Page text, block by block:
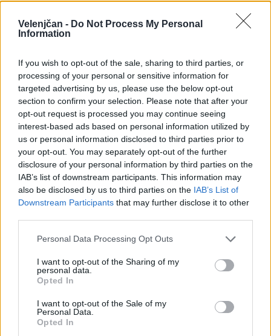
Velenjčan - Do Not Process My Personal
Information
If you wish to opt-out of the sale, sharing to third parties, or
processing of your personal or sensitive information for
targeted advertising by us, please use the below opt-out
section to confirm your selection. Please note that after your
opt-out request is processed you may continue seeing
interest-based ads based on personal information utilized by
us or personal information disclosed to third parties prior to
your opt-out. You may separately opt-out of the further
disclosure of your personal information by third parties on the
IAB’s list of downstream participants. This information may
also be disclosed by us to third parties on the IAB’s List of
Downstream Participants that may further disclose it to other
Personal Data Processing Opt Outs
I want to opt-out of the Sharing of my
personal data.
Opted In
I want to opt-out of the Sale of my
Personal Data.
Opted In
posledica zunanjih dejavnikov
, na katere
Komunalno podjetje Velenje nima vpliva.
Prav tako že potekapreobrazba sistema
daljinskega ogrevanja v Šaleški dolini, ki bo
omogočila prehod na uporabo obnovljivih virov
energije.
Vir: Komunalno podjetje Velenje
Gospodarstvo
Sorodno